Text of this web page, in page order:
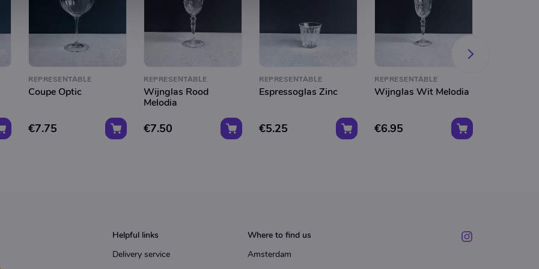
REPRESENTABLE
Coupe Optic
€7.75
REPRESENTABLE
Wijnglas Rood
Melodia
€7.50
REPRESENTABLE
Espressoglas Zinc
€5.25
REPRESENTABLE
Wijnglas Wit Melodia
€6.95
Helpful links
Delivery service
Where to find us
Amsterdam